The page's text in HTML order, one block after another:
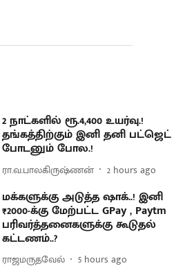
2 நாட்களில் ரூ.4,400 உயர்வு.!
தங்கத்திற்கும் இனி தனி பட்ஜெட்
போடனும் போல.!
ரா.வ.பாலகிருஷ்ணன் 2 hours ago
மக்களுக்கு அடுத்த ஷாக்..! இனி
₹2000-க்கு மேற்பட்ட GPay , Paytm
பரிவர்த்தனைகளுக்கு கூடுதல்
கட்டணம்..?
ராஜமருதவேல் 5 hours ago